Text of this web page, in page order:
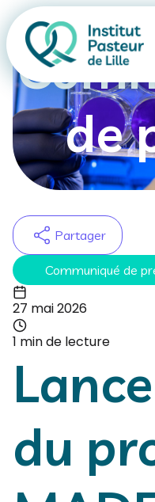
de
Partager
Communiqué de
27 mai 2026
1 min de lecture
du